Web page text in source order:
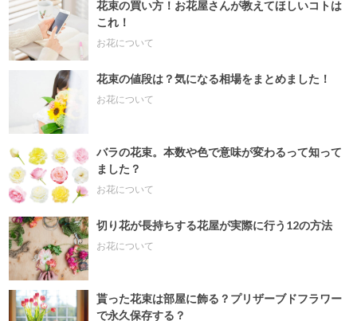
花束の買い方！お花屋さんが教えてほしいコトは
これ！
お花について
花束の値段は？気になる相場をまとめました！
お花について
バラの花束。本数や色で意味が変わるって知って
ました？
お花について
切り花が長持ちする花屋が実際に行う12の方法
お花について
貰った花束は部屋に飾る？プリザーブドフラワー
で永久保存する？